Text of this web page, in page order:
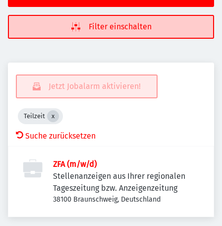
Filter einschalten
Jetzt Jobalarm aktivieren!
Teilzeit
Suche zurücksetzen
ZFA (m/w/d)
Stellenanzeigen aus Ihrer regionalen
Tageszeitung bzw. Anzeigenzeitung
38100 Braunschweig, Deutschland